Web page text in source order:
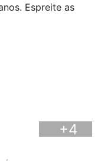
Espreite as
+4